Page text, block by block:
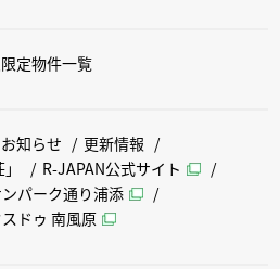
定物件一覧
お知らせ
更新情報
R-JAPAN公式サイト
パーク通り浦添
ドゥ 南風原